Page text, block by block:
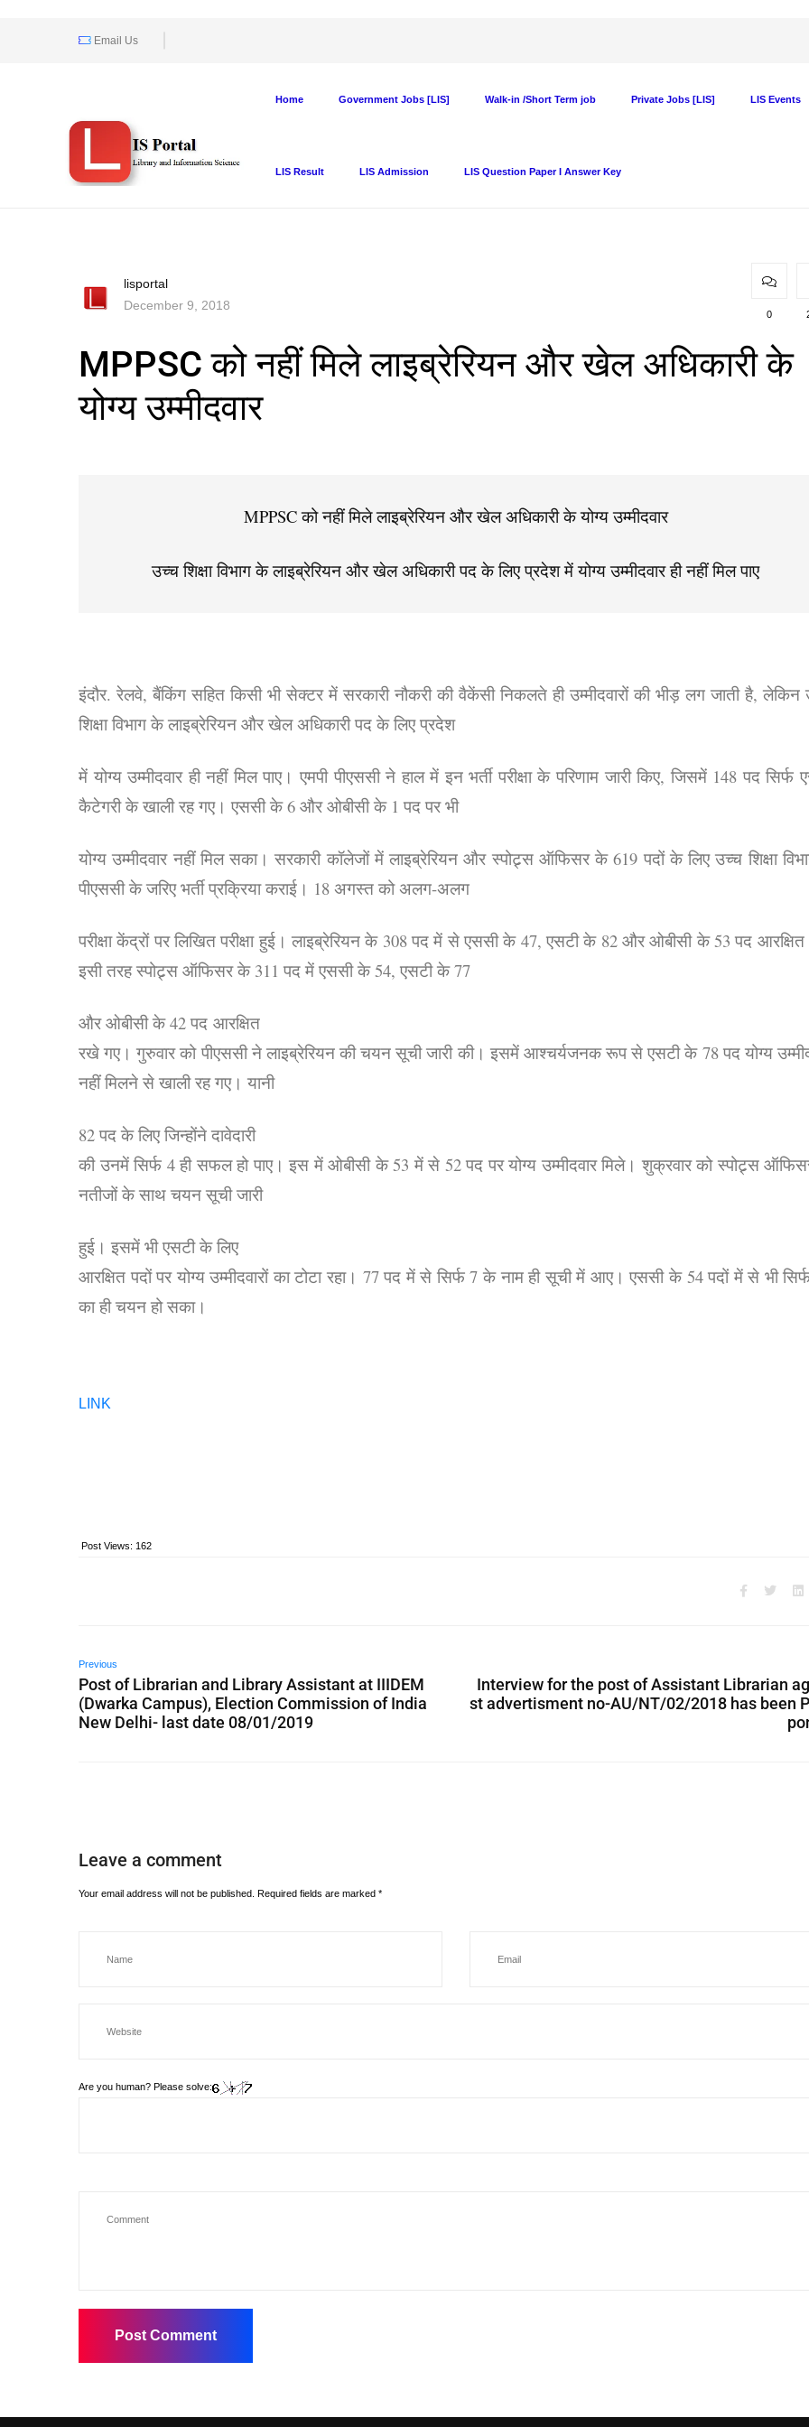
Email Us
Home Government Jobs [LIS] Walk-in /Short Term job Private Jobs [LIS] LIS Events
LIS Result LIS Admission LIS Question Paper I Answer Key
lisportal
December 9, 2018
0
MPPSC को नहीं मिले लाइब्रेरियन और खेल अधिकारी के
योग्य उम्मीदवार
MPPSC को नहीं मिले लाइब्रेरियन और खेल अधिकारी के योग्य उम्मीदवार
उच्च शिक्षा विभाग के लाइब्रेरियन और खेल अधिकारी पद के लिए प्रदेश में योग्य उम्मीदवार ही नहीं मिल पाए
इंदौर. रेलवे, बैंकिंग सहित किसी भी सेक्टर में सरकारी नौकरी की वैकेंसी निकलते ही उम्मीदवारों की भीड़ लग जाती है, लेकिन
शिक्षा विभाग के लाइब्रेरियन और खेल अधिकारी पद के लिए प्रदेश
में योग्य उम्मीदवार ही नहीं मिल पाए। एमपी पीएससी ने हाल में इन भर्ती परीक्षा के परिणाम जारी किए, जिसमें 148 पद सिर्फ
कैटेगरी के खाली रह गए। एससी के 6 और ओबीसी के 1 पद पर भी
योग्य उम्मीदवार नहीं मिल सका। सरकारी कॉलेजों में लाइब्रेरियन और स्पोट्र्स ऑफिसर के 619 पदों के लिए उच्च शिक्षा
पीएससी के जरिए भर्ती प्रक्रिया कराई। 18 अगस्त को अलग-अलग
परीक्षा केंद्रों पर लिखित परीक्षा हुई। लाइब्रेरियन के 308 पद में से एससी के 47, एसटी के 82 और ओबीसी के 53 पद
इसी तरह स्पोट्र्स ऑफिसर के 311 पद में एससी के 54, एसटी के 77
और ओबीसी के 42 पद आरक्षित
रखे गए। गुरुवार को पीएससी ने लाइब्रेरियन की चयन सूची जारी की। इसमें आश्चर्यजनक रूप से एसटी के 78 पद योग्य
नहीं मिलने से खाली रह गए। यानी
82 पद के लिए जिन्होंने दावेदारी
की उनमें सिर्फ 4 ही सफल हो पाए। इस में ओबीसी के 53 में से 52 पद पर योग्य उम्मीदवार मिले। शुक्रवार को स्पोट्र्स
नतीजों के साथ चयन सूची जारी
हुई। इसमें भी एसटी के लिए
आरक्षित पदों पर योग्य उम्मीदवारों का टोटा रहा। 77 पद में से सिर्फ 7 के नाम ही सूची में आए। एससी के 54 पदों में से भी
का ही चयन हो सका।
LINK
Post Views: 162
Previous
Post of Librarian and Library Assistant at IIIDEM
(Dwarka Campus), Election Commission of India
New Delhi- last date 08/01/2019
Interview for the post of Assistant Librarian
st advertisment no-AU/NT/02/2018 has been
Leave a comment
Your email address will not be published. Required fields are marked *
Are you human? Please solve: